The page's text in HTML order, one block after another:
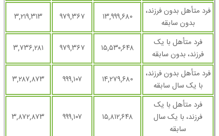
فرد متأهل بدون فرزند،
بدون سابقه
۱۳,۹۹۹,۶۸۰ ۹۷۹,۳۶۷ ۳,۲۱۹,۳۱۳
فرد متأهل با یک
فرزند، بدون سابقه
۱۵,۵۳۰,۶۴۸ ۹۷۹,۳۶۷ ۳,۷۳۶,۲۸۱
فرد متأهل بدون فرزند،
با یک سال سابقه
۱۴,۲۷۹,۶۸۰ ۹۹۹,۱۰۷ ۳,۲۸۷,۸۷۳
فرد متأهل با یک
فرزند، با یک سال
سابقه
۱۵,۸۱۲,۶۴۸ ۹۹۹,۱۰۷ ۳,۸۷۲,۸۷۳